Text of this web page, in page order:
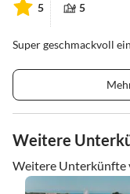
5 5
Super geschmackvoll
Weitere
Weitere Unterkünfte